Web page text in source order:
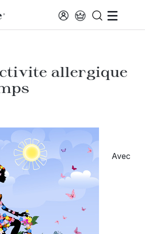
LES ACTUALITÉS
allergique
Avec